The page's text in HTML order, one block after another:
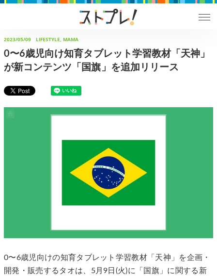
2023/05/09 LIFESTYLE, MAMA
0〜6歳児向け知育タブレット学習教材「天神」
が新コンテンツ「国旗」を追加リリース
0〜6歳児向けの知育タブレット学習教材「天神」を企画・
開発・販売するタオは、5月9日(火)に「国旗」に関する新